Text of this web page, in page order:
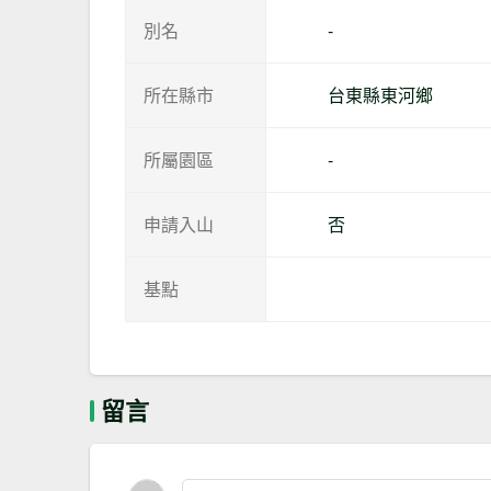
別名 -
所在縣市 台東縣東河鄉
所屬園區 -
申請入山 否
基點
留言